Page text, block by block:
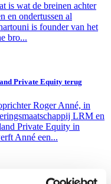
is wat de breinen achter
en ondertussen al
is founder van het
bro...
Private Equity terug
Roger Anné, in
LRM en
Private Equity in
Anné een...